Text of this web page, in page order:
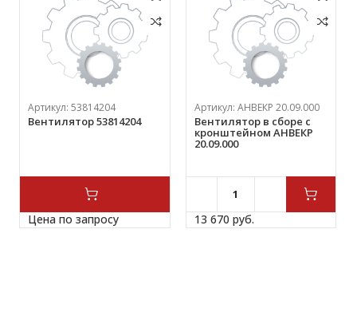
Артикул:53814204
Вентилятор 53814204
Цена по запросу
Артикул: АНВЕКР 20.09.000
Вентилятор в сборе с
кронштейном АНВЕКР
20.09.000
13 670 руб.